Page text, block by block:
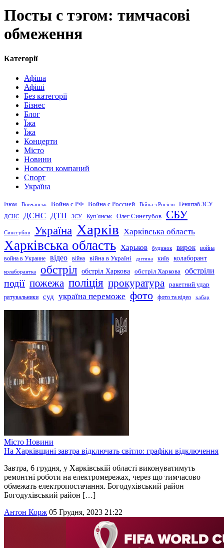
Посты с тэгом: тимчасові
обмеження
Категорії
Афіша
Афіші
Без категорії
Бізнес
Блог
Їжа
Їжа
Концерти
Місто
Новини
Новости компаний
Спорт
Україна
Ізюм Вовчанськ Война с РФ Война с Россией Війна з Росією Генштаб ЗСУ
ДСНС ДСНС ДТП ЗСУ Купʼянськ Олег Синєгубов СБУ
Синєгубов Україна Харків Харківська область
Харківська область Харьков будинок вирок война
война в Украине відео війна війна в Україні дитина київ колаборант
колаборантка обстріл обстріл Харкова обстріл Харкова обстріли
події пожежа поліція прокуратура
ракетний удар
рятувальники
суд україна переможе фото фото та відео хабар
Місто Новини
На Харківщині завтра відключать світло: графіки відключення
Завтра, 6 грудня, у Харківській області виконуватимуть
ремонтні роботи на електромережах, через що тимчасово
обмежать електропостачання. Богодухівський район
Богодухівський район […]
Антон Корж 05 Грудня, 2023 21:22